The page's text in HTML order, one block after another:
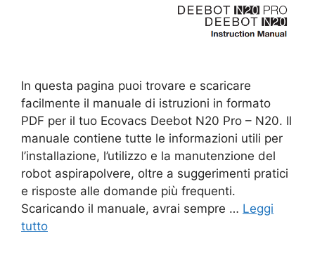
In questa pagina puoi trovare e scaricare
facilmente il manuale di istruzioni in formato
PDF per il tuo Ecovacs Deebot N20 Pro – N20. Il
manuale contiene tutte le informazioni utili per
l’installazione, l’utilizzo e la manutenzione del
robot aspirapolvere, oltre a suggerimenti pratici
e risposte alle domande più frequenti.
Scaricando il manuale, avrai sempre … Leggi
tutto